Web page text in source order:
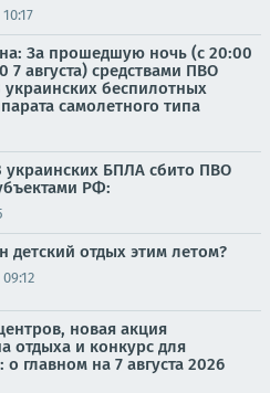
10:17
За прошедшую ночь (с 20:00
7 августа) средствами ПВО
беспилотных
самолетного типа
украинских БПЛА сбито ПВО
РФ:
детский отдых этим летом?
09:12
новая акция
отдыха и конкурс для
главном на 7 августа 2026